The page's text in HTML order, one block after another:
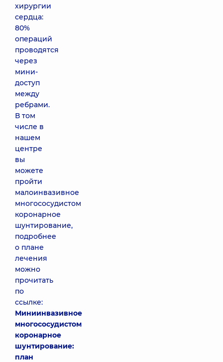
хирургии
сердца:
80%
операций
проводятся
через
мини-
доступ
между
ребрами.
В том
числе в
нашем
центре
вы
можете
пройти
малоинвазивное
многососудистом
коронарное
шунтирование,
подробнее
о плане
лечения
можно
прочитать
по
ссылке:
Миниинвазивное
многососудистом
коронарное
шунтирование:
план